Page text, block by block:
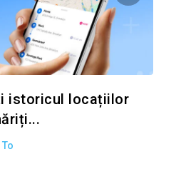
Condividi
istoricul locațiilor
To